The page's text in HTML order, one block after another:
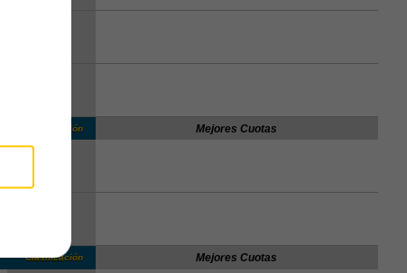
Mejores Cuotas
Clasificación
Mejores Cuotas
Clasificación